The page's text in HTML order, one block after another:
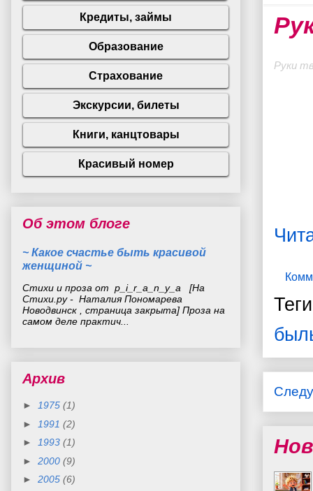
Руки
Об этом блоге
~ Какое счастье быть красивой
женщиной ~
Стихи и проза от p_i_r_a_n_y_a [На
Стихи.ру - Наталия Пономарева
Новодвинск , страница закрыта] Проза на
самом деле практич...
Архив
► 1975 (1)
►
1991 (2)
►
1993 (1)
► 2000 (9)
► 2005 (6)